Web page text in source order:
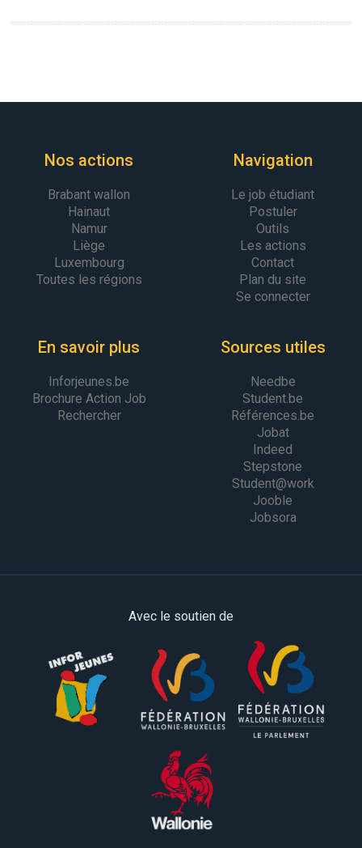
Nos actions
Brabant wallon
Hainaut
Namur
Liège
Luxembourg
Toutes les régions
Navigation
Le job étudiant
Postuler
Outils
Les actions
Contact
Plan du site
Se connecter
En savoir plus
Inforjeunes.be
Brochure Action Job
Rechercher
Sources utiles
Needbe
Student.be
Références.be
Jobat
Indeed
Stepstone
Student@work
Jooble
Jobsora
Avec le soutien de